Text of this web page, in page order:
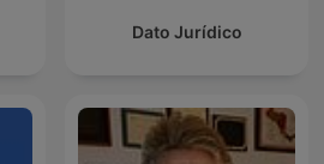
Dato Jurídico